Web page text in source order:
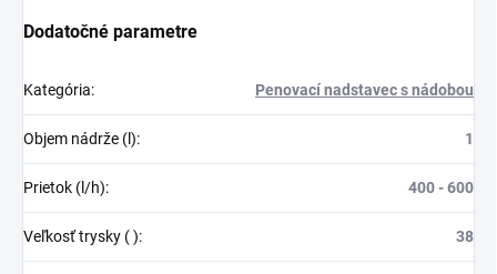
Dodatočné parametre
Kategória: Penovací nadstavec s nádobou
Objem nádrže (l): 1
Prietok (l/h): 400 - 600
Veľkosť trysky ( ): 38